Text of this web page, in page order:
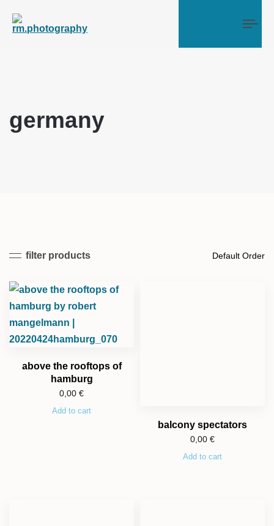
germany
filter products
above the rooftops of
hamburg
0,00 €
Add to cart
balcony spectators
0,00 €
Add to cart